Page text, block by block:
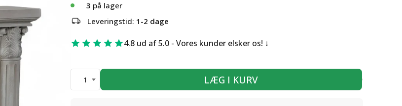
3 på lager
Leveringstid: 1-2 dage
4.8 ud af 5.0 - Vores kunder elsker os!
1 LÆG I KURV